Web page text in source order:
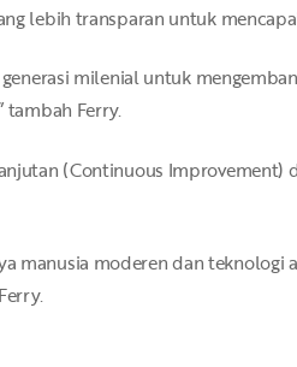
lebih transparan untuk
milenial untuk
tambah Ferry.
(Continuous Improvement)
manusia moderen dan